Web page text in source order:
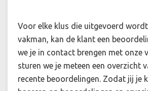
Voor elke klus die uitgevoerd
vakman, kan de klant een
we je in contact brengen met onze
sturen we je meteen een overzicht
recente beoordelingen. Zodat jij je